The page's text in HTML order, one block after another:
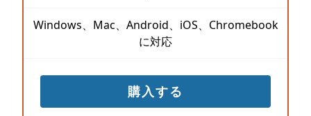
Windows、Mac、Android、iOS、Chromebook
に対応
購入する